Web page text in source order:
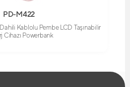
PD-M422
Kablolu Pembe LCD Taşınabilir
Cihazı Powerbank